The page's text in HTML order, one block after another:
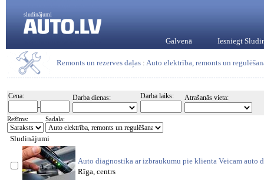
sludinājumi
Galvenā Iesniegt
Remonts un rezerves daļas : Auto elektrība, remonts un
Cena:
-
Darba dienas: Darba laiks: Atrašanās vieta:
Režīms: Sadaļa:
Sludinājumi
Auto diagnostika ar izbraukumu pie klienta Veicam auto
Rīga, centrs